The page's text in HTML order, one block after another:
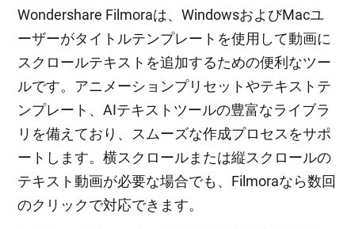
Wondershare Filmoraは、WindowsおよびMacユ
ーザーがタイトルテンプレートを使用して動画に
スクロールテキストを追加するための便利なツー
ルです。アニメーションプリセットやテキストテ
ンプレート、AIテキストツールの豊富なライブラ
リを備えており、スムーズな作成プロセスをサポ
ートします。横スクロールまたは縦スクロールの
テキスト動画が必要な場合でも、Filmoraなら数回
のクリックで対応できます。